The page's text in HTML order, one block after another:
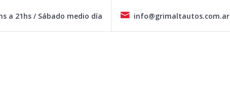
a 21hs / Sábado medio día info@grimaltautos.com.ar